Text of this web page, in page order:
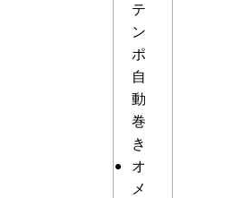
テ
ン
ポ
自
動
巻
き
オ
メ